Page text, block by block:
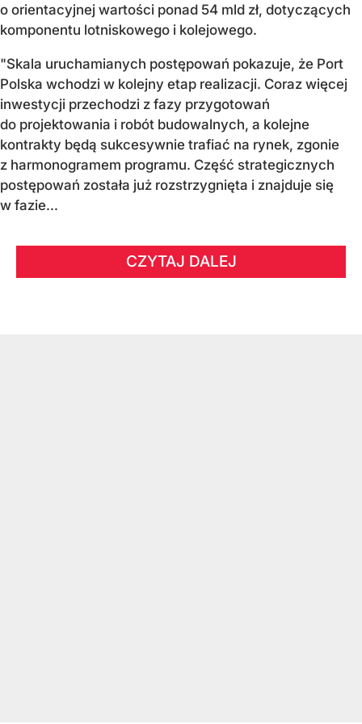
o orientacyjnej wartości ponad 54 mld zł, dotyczących
komponentu lotniskowego i kolejowego.
"Skala uruchamianych postępowań pokazuje, że Port
Polska wchodzi w kolejny etap realizacji. Coraz więcej
inwestycji przechodzi z fazy przygotowań
do projektowania i robót budowalnych, a kolejne
kontrakty będą sukcesywnie trafiać na rynek, zgonie
z harmonogramem programu. Część strategicznych
postępowań została już rozstrzygnięta i znajduje się
w fazie...
CZYTAJ DALEJ